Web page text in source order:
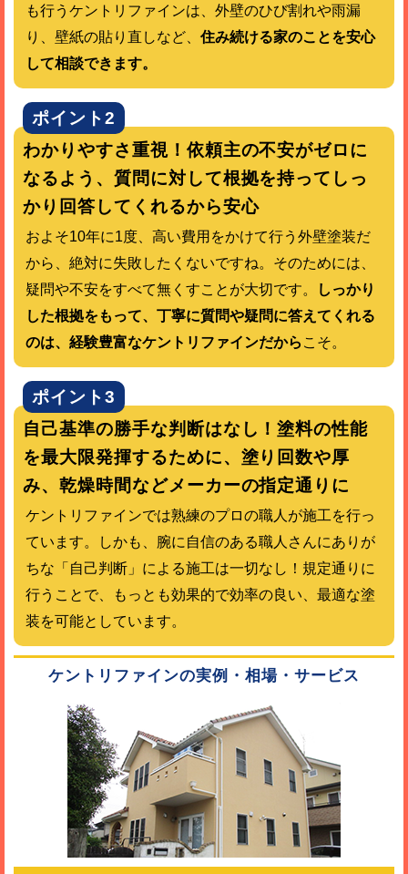
も行うケントリファインは、外壁のひび割れや雨漏
り、壁紙の貼り直しなど、 住み続ける家のことを安心
して相談できます。
ポイント2
わかりやすさ重視！依頼主の不安がゼロに
なるよう、質問に対して根拠を持ってしっ
かり回答してくれるから安心
およそ10年に1度、高い費用をかけて行う外壁塗装だ
から、絶対に失敗したくないですね。そのためには、
疑問や不安をすべて無くすことが大切です。
しっかり
した根拠をもって、丁寧に質問や疑問に答えてくれる
のは、経験豊富なケントリファインだから こそ。
ポイント3
自己基準の勝手な判断はなし！塗料の性能
を最大限発揮するために、塗り回数や厚
み、乾燥時間などメーカーの指定通りに
ケントリファインでは熟練のプロの職人が施工を行っ
ています。しかも、腕に自信のある職人さんにありが
ちな「自己判断」による施工は一切なし！規定通りに
行うことで、もっとも効果的で効率の良い、最適な塗
装を可能としています。
ケントリファインの実例・相場・サービス